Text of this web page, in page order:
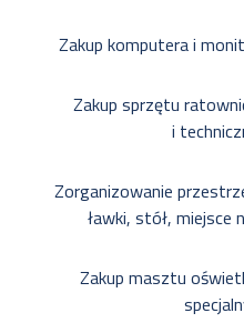
Zakup komputera i
Zakup sprzętu
i
Zorganizowanie
ławki, stół, miejsce
Zakup masztu